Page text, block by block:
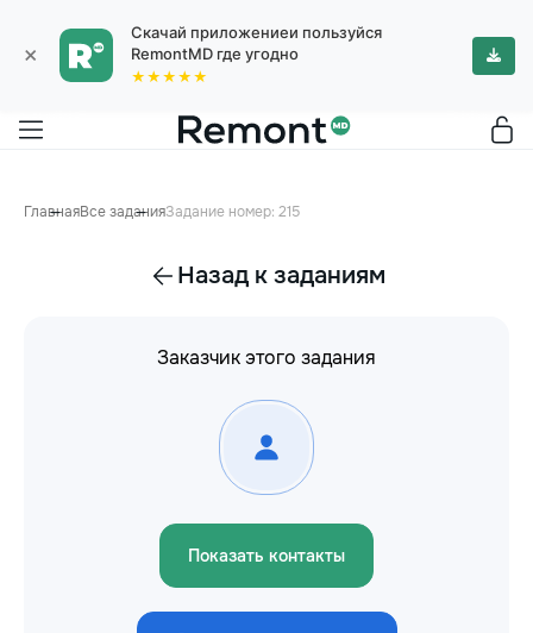
×
Скачай приложениеи пользуйся
RemontMD где угодно
★★★★★
ГлавнаяВсе заданияЗадание номер: 215
Назад к заданиям
Заказчик этого задания
Показать контакты